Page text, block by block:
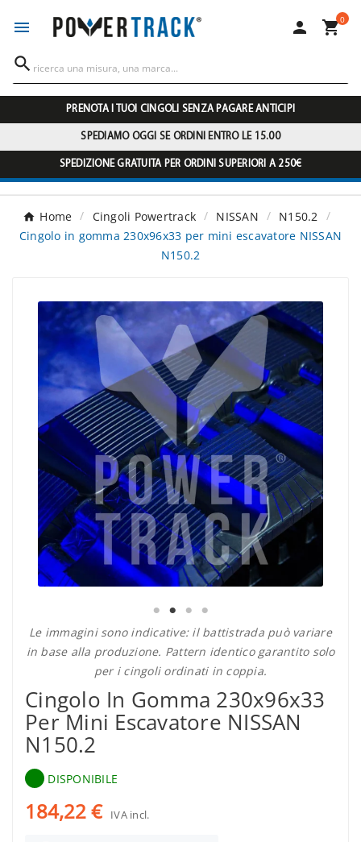
  0

PRENOTA I TUOI CINGOLI SENZA PAGARE ANTICIPI
SPEDIAMO OGGI SE ORDINI ENTRO LE 15.00
SPEDIZIONE GRATUITA PER ORDINI SUPERIORI A 250€
Home Cingoli Powertrack NISSAN
N150.2
Cingolo in gomma 230x96x33 per mini escavatore NISSAN
N150.2
Le immagini sono indicative: il battistrada può variare
in base alla produzione. Pattern identico garantito solo
per i cingoli ordinati in coppia.
Cingolo In Gomma 230x96x33
Per Mini Escavatore NISSAN
N150.2
DISPONIBILE
184,22 € IVA incl.